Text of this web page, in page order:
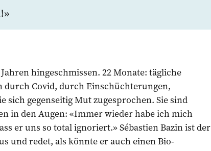
hingeschmissen. 22 Monate: tägliche
durch Covid, durch Einschüchterungen,
gegenseitig Mut zugesprochen. Sie sind
in den Augen: «Immer wieder habe ich mich
er uns so total ­ignoriert.» Sébastien Bazin ist der
und redet, als könnte er auch einen Bio-